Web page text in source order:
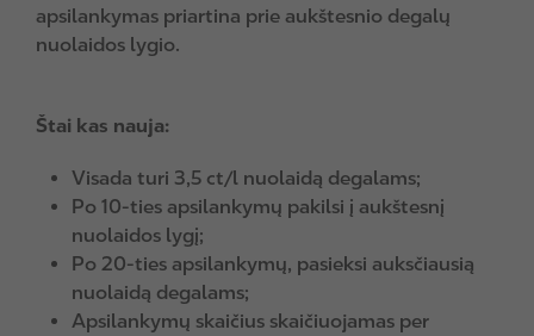
apsilankymas priartina prie aukštesnio degalų
nuolaidos lygio.
Štai kas nauja:
Visada turi 3,5 ct/l nuolaidą degalams;
Po 10-ties apsilankymų pakilsi į aukštesnį
nuolaidos lygį;
Po 20-ties apsilankymų, pasieksi auksčiausią
nuolaidą degalams;
Apsilankymų skaičius skaičiuojamas per